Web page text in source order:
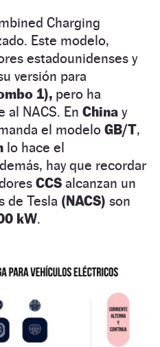
Charging
Este modelo,
estadounidenses y
versión para
1), pero ha
NACS. En China y
el modelo GB/T,
lo hace el
hay que recordar
CCS alcanzan un
de Tesla (NACS) son
kW.